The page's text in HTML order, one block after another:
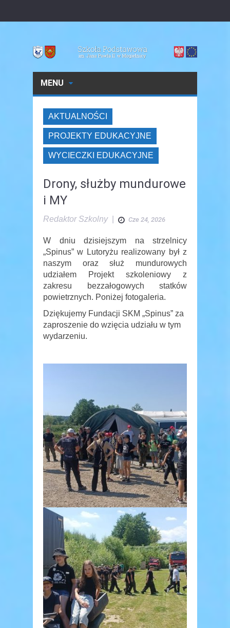
MENU
AKTUALNOŚCI
PROJEKTY EDUKACYJNE
WYCIECZKI EDUKACYJNE
Drony, służby mundurowe
i MY
Redaktor Szkolny| Cze 24, 2026
W dniu dzisiejszym na strzelnicy
„Spinus” w Lutoryżu realizowany był z
naszym oraz służ mundurowych
udziałem Projekt szkoleniowy z
zakresu bezzałogowych statków
powietrznych. Poniżej fotogaleria.
Dziękujemy Fundacji SKM „Spinus” za
zaproszenie do wzięcia udziału w tym
wydarzeniu.